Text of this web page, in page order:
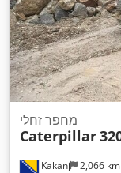
Kakanj 2,066 km
מחפר זחלי
Caterpillar